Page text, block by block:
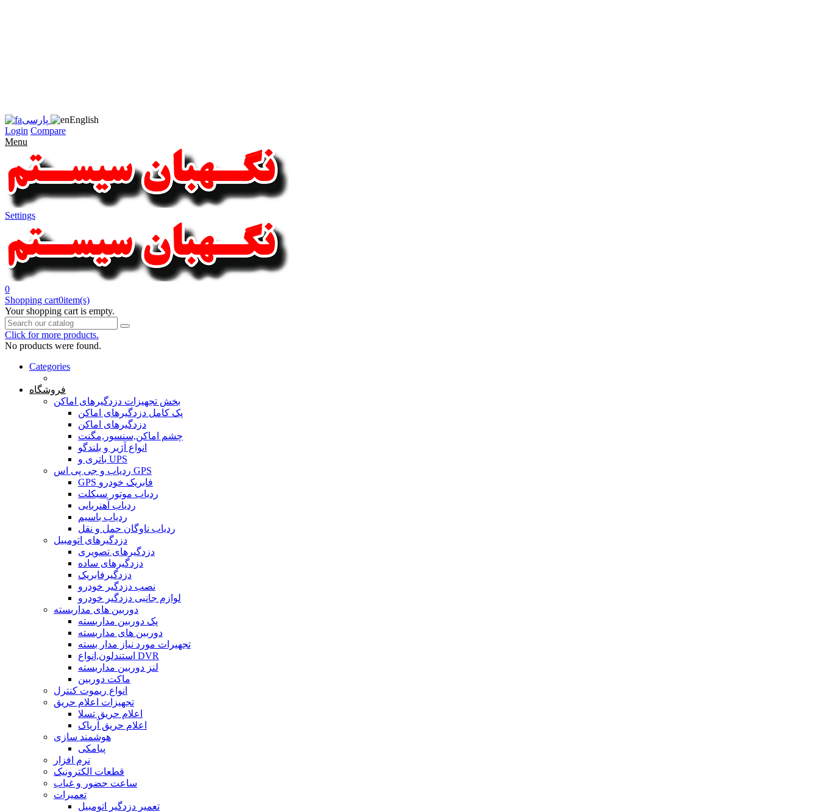
پارسی
English
Login Compare
Menu
Settings
0
Shopping cart0item(s)
Your shopping cart is empty.
Click for more products.
No products were found.
Categories
فروشگاه
بخش تجهیزات دزدگیرهای اماکن
پک کامل دزدگیرهای اماکن
دزدگیرهای اماکن
چشم اماکن,سنسور,مگنت
انواع آژیر و بلندگو
باتری و UPS
ردیاب و جی پی اس GPS
GPS فابریک خودرو
ردیاب موتور سیکلت
ردیاب آهنربایی
ردیاب باسیم
ردیاب ناوگان حمل و نقل
دزدگیرهای اتومبیل
دزدگیرهای تصویری
دزدگیرهای ساده
دزدگیرفابریک
نصب دزدگیر خودرو
لوازم جانبی دزدگیر خودرو
دوربین های مداربسته
پک دوربین مداربسته
دوربین های مداربسته
تجهیرات مورد نیاز مدار بسته
استندلون,انواع DVR
لنز دوربین مداربسته
ماکت دوربین
انواع ریموت کنترل
تجهیزات اعلام حریق
اعلام حریق تسلا
اعلام حریق آریاک
هوشمند سازی
پیامکی
نرم افزار
قطعات الکترونیک
ساعت حضور و غیاب
تعمیرات
تعمیر دزدگیر اتومبیل